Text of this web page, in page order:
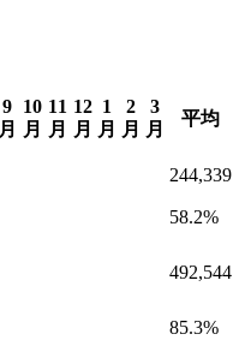
9
月
10
月
11
月
12
月
1
月
2
月
3
月
平均
244,339
58.2%
492,544
85.3%